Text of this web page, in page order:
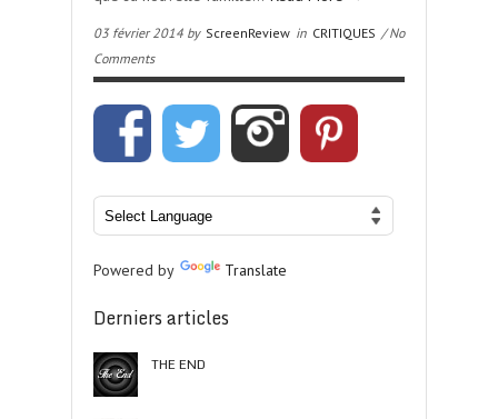
03 février 2014 by ScreenReview in CRITIQUES / No
Comments
Powered by Translate
Derniers articles
THE END